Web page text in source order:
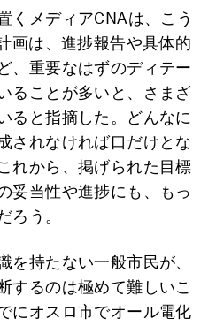
くメディアCNAは、こう
画は、進捗報告や具体的
、重要なはずのディテー
ることが多いと、さまざ
ると指摘した。どんなに
されなければ口だけとな
れから、掲げられた目標
妥当性や進捗にも、もっ
ろう。
を持たない一般市民が、
するのは極めて難しいこ
にオスロ市でオール電化